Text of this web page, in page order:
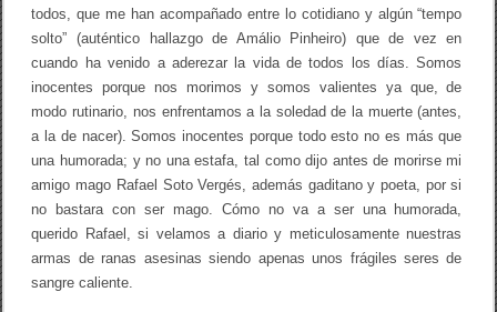
todos, que me han acompañado entre lo cotidiano y algún “tempo
solto” (auténtico hallazgo de Amálio Pinheiro) que de vez en
cuando ha venido a aderezar la vida de todos los días. Somos
inocentes porque nos morimos y somos valientes ya que, de
modo rutinario, nos enfrentamos a la soledad de la muerte (antes,
a la de nacer). Somos inocentes porque todo esto no es más que
una humorada; y no una estafa, tal como dijo antes de morirse mi
amigo mago Rafael Soto Vergés, además gaditano y poeta, por si
no bastara con ser mago. Cómo no va a ser una humorada,
querido Rafael, si velamos a diario y meticulosamente nuestras
armas de ranas asesinas siendo apenas unos frágiles seres de
sangre caliente.